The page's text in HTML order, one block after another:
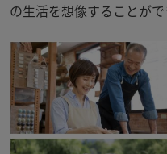
の生活を想像することがで